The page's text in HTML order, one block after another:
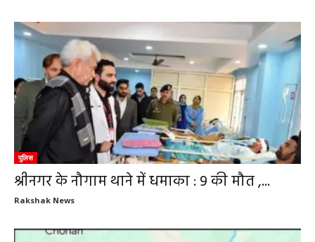
पुलिस
श्रीनगर के नौगाम थाने में धमाका : 9 की मौत ,...
Rakshak News